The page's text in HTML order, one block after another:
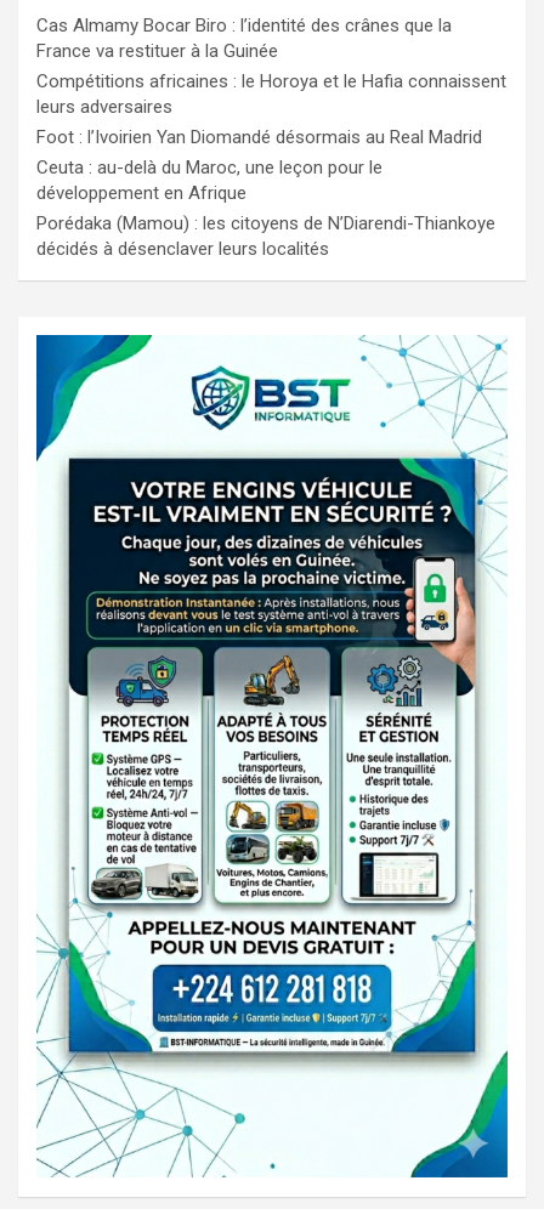
Cas Almamy Bocar Biro : l’identité des crânes que la
France va restituer à la Guinée
Compétitions africaines : le Horoya et le Hafia connaissent
leurs adversaires
Foot : l’Ivoirien Yan Diomandé désormais au Real Madrid
Ceuta : au-delà du Maroc, une leçon pour le
développement en Afrique
Porédaka (Mamou) : les citoyens de N’Diarendi-Thiankoye
décidés à désenclaver leurs localités